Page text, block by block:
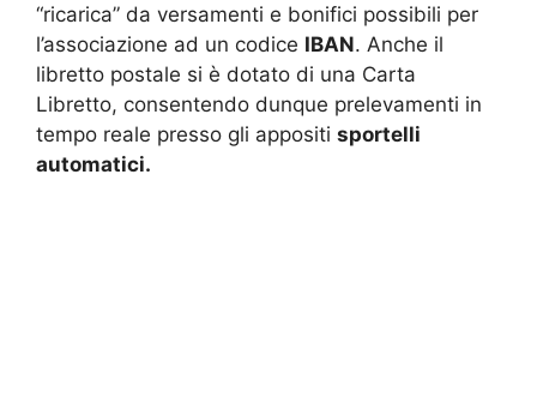
“ricarica” da versamenti e bonifici possibili per
l’associazione ad un codice IBAN. Anche il
libretto postale si è dotato di una Carta
Libretto, consentendo dunque prelevamenti in
tempo reale presso gli appositi sportelli
automatici.